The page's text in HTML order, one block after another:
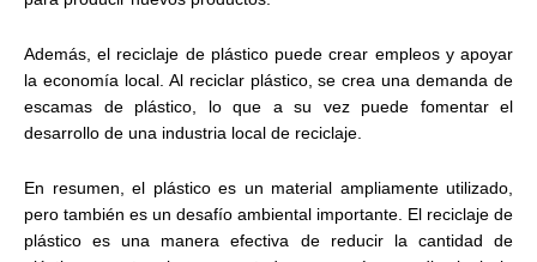
Además, el reciclaje de plástico puede crear empleos y apoyar
la economía local. Al reciclar plástico, se crea una demanda de
escamas de plástico, lo que a su vez puede fomentar el
desarrollo de una industria local de reciclaje.
En resumen, el plástico es un material ampliamente utilizado,
pero también es un desafío ambiental importante. El reciclaje de
plástico es una manera efectiva de reducir la cantidad de